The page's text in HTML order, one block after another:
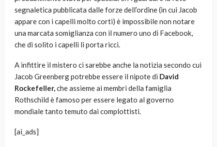
segnaletica pubblicata dalle forze dell’ordine (in cui Jacob
appare con i capelli molto corti) è impossibile non notare
una marcata somiglianza con il numero uno di Facebook,
che di solito i capelli li porta ricci.
A infittire il mistero ci sarebbe anche la notizia secondo cui
Jacob Greenberg potrebbe essere il nipote di David
Rockefeller,che assieme ai membri della famiglia
Rothschild è famoso per essere legato al governo
mondiale tanto temuto dai complottisti.
[ai_ads]